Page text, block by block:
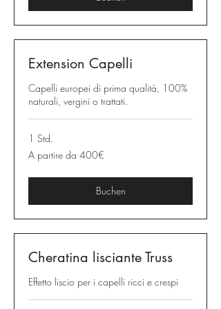
Extension Capelli
Capelli europei di prima qualità, 100%
naturali, vergini o trattati.
1 Std.
A
partire
A partire da 400€
Buchen
Cheratina lisciante Truss
Effetto liscio per i capelli ricci e crespi